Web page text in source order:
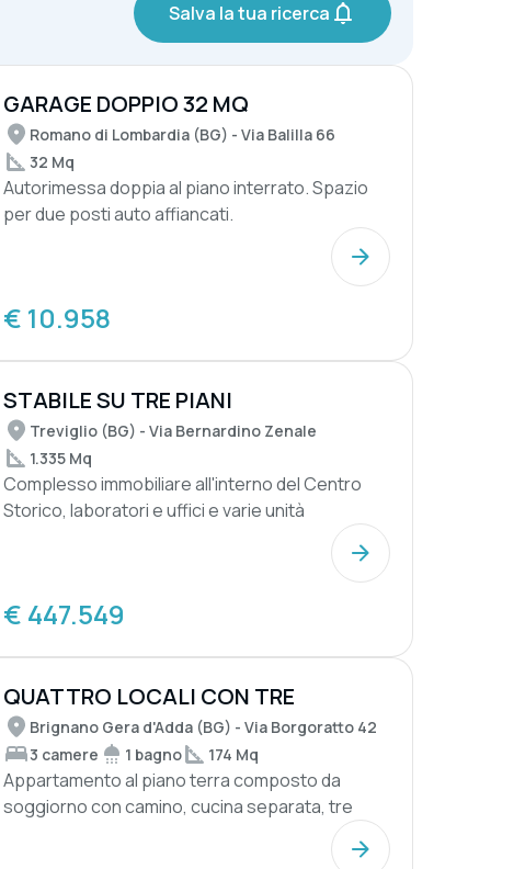
Salva la tua ricerca
GARAGE DOPPIO 32 MQ
€ 10.958
Romano di Lombardia (BG) - Via Balilla 66
32 Mq
Autorimessa doppia al piano interrato. Spazio
per due posti auto affiancati.
STABILE SU TRE PIANI
€ 447.549
Treviglio (BG) - Via Bernardino Zenale
1.335 Mq
Complesso immobiliare all'interno del Centro
Storico, laboratori e uffici e varie unità
QUATTRO LOCALI CON TRE
RIPOSTIGLI
Brignano Gera d'Adda (BG) - Via Borgoratto 42
3 camere
1 bagno 174 Mq
Appartamento al piano terra composto da
soggiorno con camino, cucina separata, tre